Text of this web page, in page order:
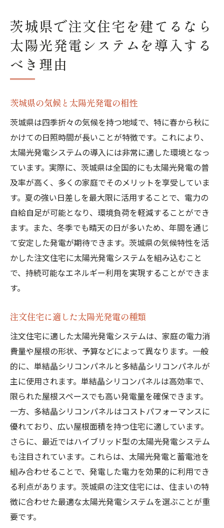
太陽光発電システムに最適な設置場所
太陽光発電システムで茨城県の注文住宅をもっ
とエコに
太陽光発電と他のエコ設備の組み合わせ
地域密着型のエコライフ実践方法
太陽光発電システムのメンテナンス
エコフレンドリーな暮らしの始め方
注文住宅に太陽光発電システムを取り入れるメ
リットとは？茨城県編
経済的メリットの具体例
光熱費削減のシミュレーション
環境保全への貢献度
生活の快適さを向上させるポイント
茨城県での注文住宅に最適な太陽光発電システ
ムの選び方
各種太陽光発電システムの比較
設置業者の選び方とポイント
システム導入の手順
メンテナンスと長期保証の重要性
コストと効果のバランスを考える
最新技術を取り入れたシステム紹介
太陽光発電システム導入で茨城県の注文住宅を
コスト削減
初期費用とランニングコストの比較
長期的な光熱費削減効果
茨城県で注文住宅を建てるなら
太陽光発電システムを導入する
べき理由
茨城県の気候と太陽光発電の相性
茨城県は四季折々の気候を持つ地域で、特に春から秋に
かけての日照時間が長いことが特徴です。これにより、
太陽光発電システムの導入には非常に適した環境となっ
ています。実際に、茨城県は全国的にも太陽光発電の普
及率が高く、多くの家庭でそのメリットを享受していま
す。夏の強い日差しを最大限に活用することで、電力の
自給自足が可能となり、環境負荷を軽減することができ
ます。また、冬季でも晴天の日が多いため、年間を通じ
て安定した発電が期待できます。茨城県の気候特性を活
かした注文住宅に太陽光発電システムを組み込むこと
で、持続可能なエネルギー利用を実現することができま
す。
注文住宅に適した太陽光発電の種類
注文住宅に適した太陽光発電システムは、家庭の電力消
費量や屋根の形状、予算などによって異なります。一般
的に、単結晶シリコンパネルと多結晶シリコンパネルが
主に使用されます。単結晶シリコンパネルは高効率で、
限られた屋根スペースでも高い発電量を確保できます。
一方、多結晶シリコンパネルはコストパフォーマンスに
優れており、広い屋根面積を持つ住宅に適しています。
さらに、最近ではハイブリッド型の太陽光発電システム
も注目されています。これらは、太陽光発電と蓄電池を
組み合わせることで、発電した電力を効果的に利用でき
る利点があります。茨城県の注文住宅には、住まいの特
徴に合わせた最適な太陽光発電システムを選ぶことが重
要です。